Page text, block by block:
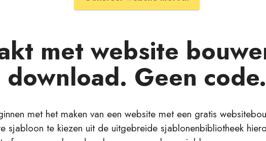
met website
download. Geen code.
met het maken van een website met een gratis
sjabloon te kiezen uit de uitgebreide sjablonenbibliotheek